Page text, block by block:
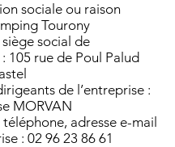
sociale ou raison
Tourony
social de
: 105 rue de Poul Palud
de l’entreprise :
MORVAN
adresse e-mail
: 02 96 23 86 61